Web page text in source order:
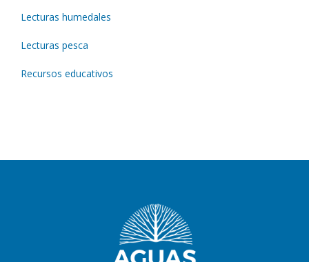
Lecturas humedales
Lecturas pesca
Recursos educativos